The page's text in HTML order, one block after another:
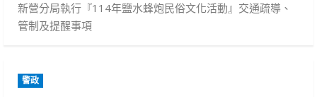
新營分局執行『114年鹽水蜂炮民俗文化活動』交通疏導、
管制及提醒事項
警政